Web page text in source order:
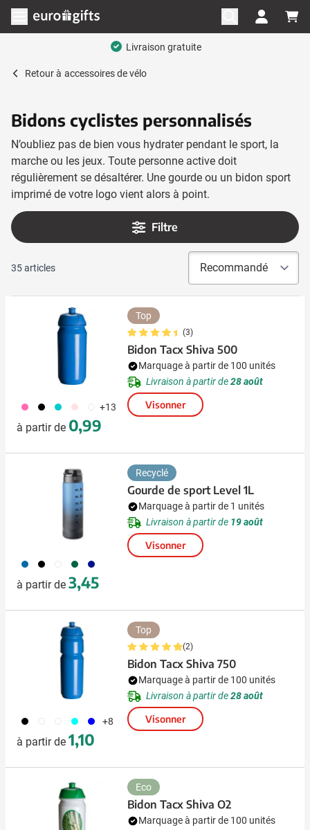
Aller au contenu
Ouvrir le menu
Gamme complète
Retour à accessoires de vélo
Bidons cyclistes personnalisés
N’oubliez pas de bien vous hydrater pendant le sport, la
marche ou les jeux. Toute personne active doit
régulièrement se désaltérer. Une gourde ou un bidon sport
imprimé de votre logo vient alors à point.
Filtre
35articles
490 001 343 442 970 +13
à partir de 0,99
Top
(3)
Bidon Tacx Shiva 500
Marquage à partir de 100 unités
Livraison à partir de28 août
Visonner
033 001 002 004 005
à partir de 3,45
Recyclé
Gourde de sport Level 1L
Marquage à partir de 1 unités
Livraison à partir de 19 août
Visonner
001 002 970 533 005 +8
à partir de 1,10
Top
(2)
Bidon Tacx Shiva 750
Marquage à partir de 100 unités
Livraison à partir de28 août
Visonner
Eco
Bidon Tacx Shiva O2
Marquage à partir de 100 unités